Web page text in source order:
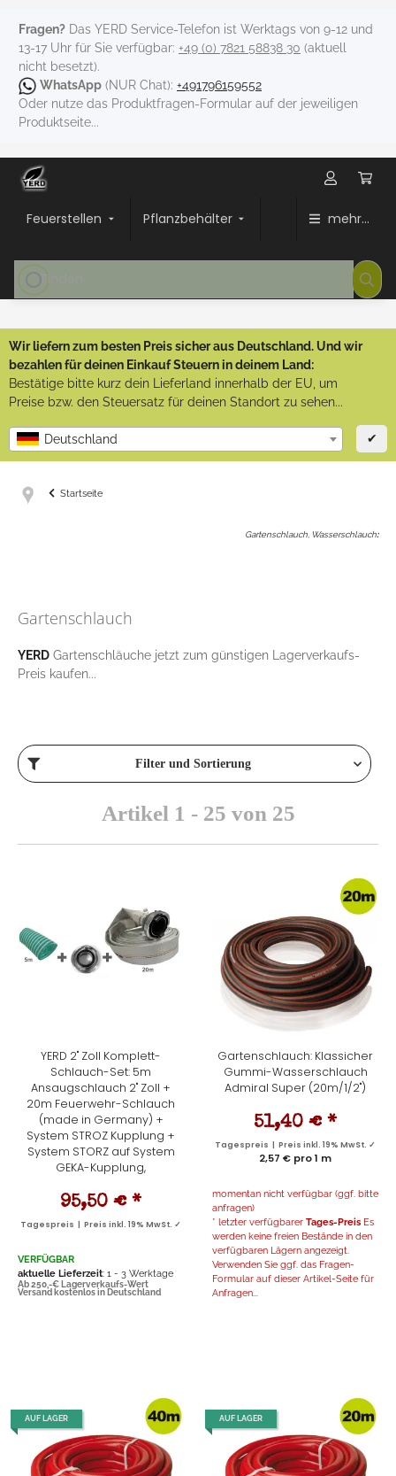
Fragen? Das YERD Service-Telefon ist Werktags von 9-12 und
13-17 Uhr für Sie verfügbar: +49 (0) 7821 58838 30 (aktuell
nicht besetzt).
WhatsApp (NUR Chat): +491796159552
Oder nutze das Produktfragen-Formular auf der jeweiligen
Produktseite...
Feuerstellen Pflanzbehälter mehr...
Wir liefern zum besten Preis sicher aus Deutschland. Und wir
bezahlen für deinen Einkauf Steuern in deinem Land:
Bestätige bitte kurz dein Lieferland innerhalb der EU, um
Preise bzw. den Steuersatz für deinen Standort zu sehen...
Deutschland ✔
Startseite
Gartenschlauch, Wasserschlauch:
Gartenschlauch
YERD Gartenschläuche jetzt zum günstigen Lagerverkaufs-
Preis kaufen...
Filter und Sortierung
Artikel 1 - 25 von 25
YERD 2" Zoll Komplett-
Schlauch-Set: 5m
Ansaugschlauch 2" Zoll +
20m Feuerwehr-Schlauch
(made in Germany) +
System STROZ Kupplung +
System STORZ auf System
GEKA-Kupplung,
95,50 € *
Tagespreis | Preis inkl. 19% MwSt. ✓
VERFÜGBAR
aktuelle Lieferzeit: 1 - 3 Werktage
Ab 250,-€ Lagerverkaufs-Wert
Versand kostenlos in Deutschland
Gartenschlauch: Klassicher
Gummi-Wasserschlauch
Admiral Super (20m/1/2")
51,40 € *
Tagespreis | Preis inkl. 19% MwSt. ✓
2,57 € pro 1 m
momentan nicht verfügbar (ggf. bitte
anfragen)
* letzter verfügbarer Tages-Preis Es
werden keine freien Bestände in den
verfügbaren Lägern angezeigt.
Verwenden Sie ggf. das Fragen-
Formular auf dieser Artikel-Seite für
Anfragen...
AUF LAGER AUF LAGER